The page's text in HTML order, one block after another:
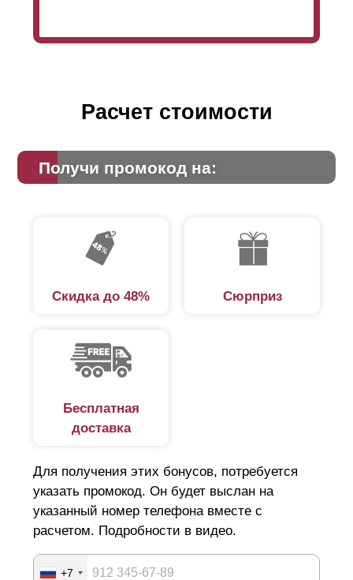
иллюстрирует эту ситуацию.
Расчет стоимости
Получи промокод на:
Скидка до 48% Сюрприз
Бесплатная
доставка
Для получения этих бонусов, потребуется
указать промокод. Он будет выслан на
указанный номер телефона вместе с
расчетом. Подробности в видео.
+7